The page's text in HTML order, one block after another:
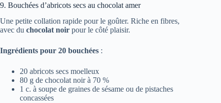
9. Bouchées d’abricots secs au chocolat amer
Une petite collation rapide pour le goûter. Riche en fibres,
avec du chocolat noir pour le côté plaisir.
Ingrédients pour 20 bouchées :
20 abricots secs moelleux
80 g de chocolat noir à 70 %
1 c. à soupe de graines de sésame ou de pistaches
concassées